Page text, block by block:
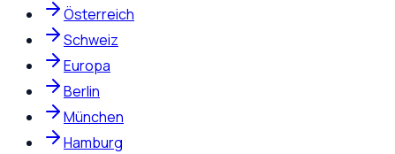
Österreich
Schweiz
Europa
Berlin
München
Hamburg